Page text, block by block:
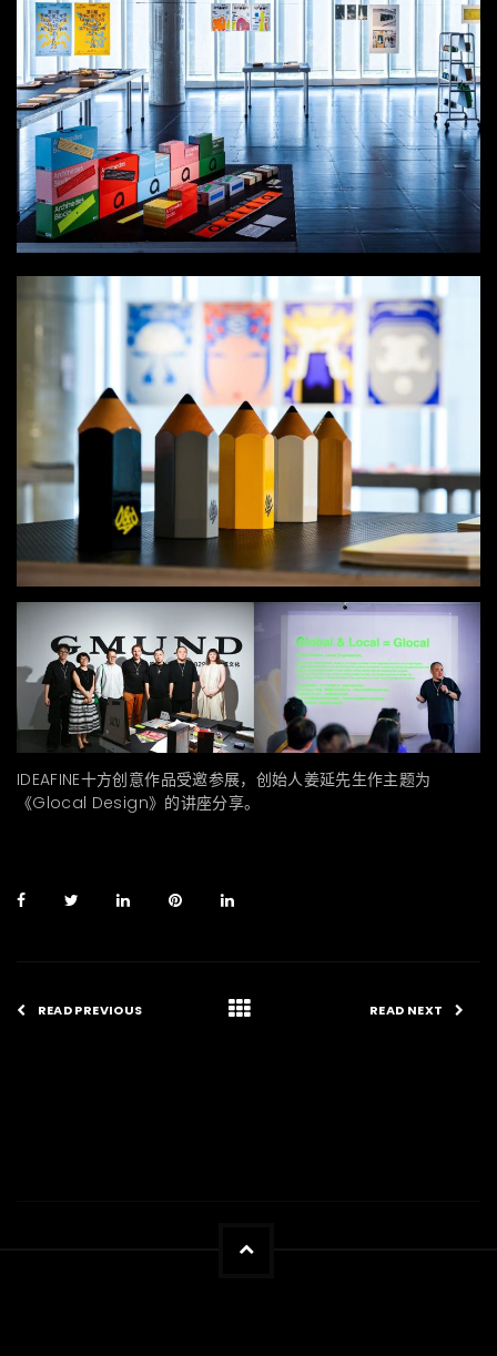
IDEAFINE十方创意作品受邀参展，创始人姜延先生作主题为
《Glocal Design》的讲座分享。
READ PREVIOUS READ NEXT